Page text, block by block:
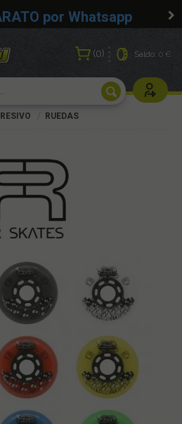
por Whatsapp
0 Saldo:0 €
Usuarios
RUEDAS